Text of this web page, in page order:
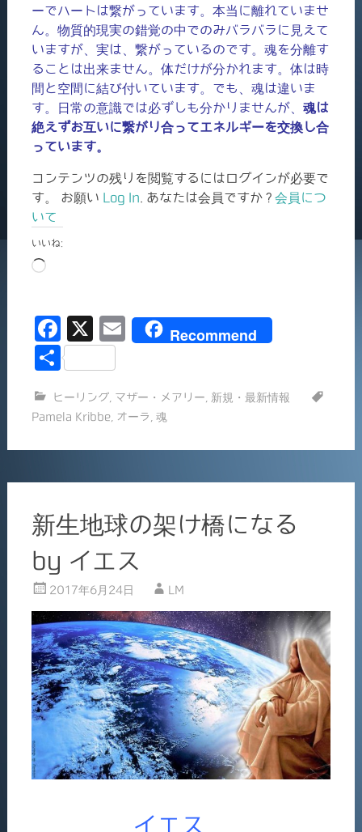
ーでハートは繋がっています。本当に離れていませ
ん。物質的現実の錯覚の中でのみバラバラに見えて
いますが、実は、繋がっているのです。魂を分離す
ることは出来ません。体だけが分かれます。体は時
間と空間に結び付いています。でも、魂は違いま
す。日常の意識では必ずしも分かりませんが、 魂は
絶えずお互いに繋がり合ってエネルギーを交換し合
っています。
コンテンツの残りを閲覧するにはログインが必要で
す。 お願い Log In . あなたは会員ですか ? 会員につ
いて
いいね:
読
み
中…
F
a
e
o
o
k
X
E
l
Recommend
共
ヒーリング, マザー・メアリー
新規・最新情報
Pamela Kribbe, オーラ 魂
新生地球の架け橋になる
by イエス
2017年6月24日 LM
イエス